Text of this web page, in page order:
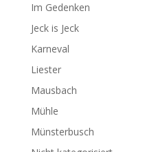
Im Gedenken
Jeck is Jeck
Karneval
Liester
Mausbach
Mühle
Münsterbusch